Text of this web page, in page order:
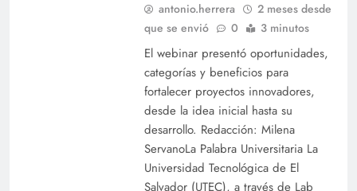
antonio.herrera
2 meses desde
que se envió
0 3 minutos
El webinar presentó oportunidades,
categorías y beneficios para
fortalecer proyectos innovadores,
desde la idea inicial hasta su
desarrollo. Redacción: Milena
ServanoLa Palabra Universitaria La
Universidad Tecnológica de El
Salvador (UTEC), a través de Lab